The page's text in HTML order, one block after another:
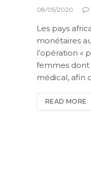
08/05/2020
Les pays
monétaires
l’opération «
femmes dont
médical, afin
READ MORE